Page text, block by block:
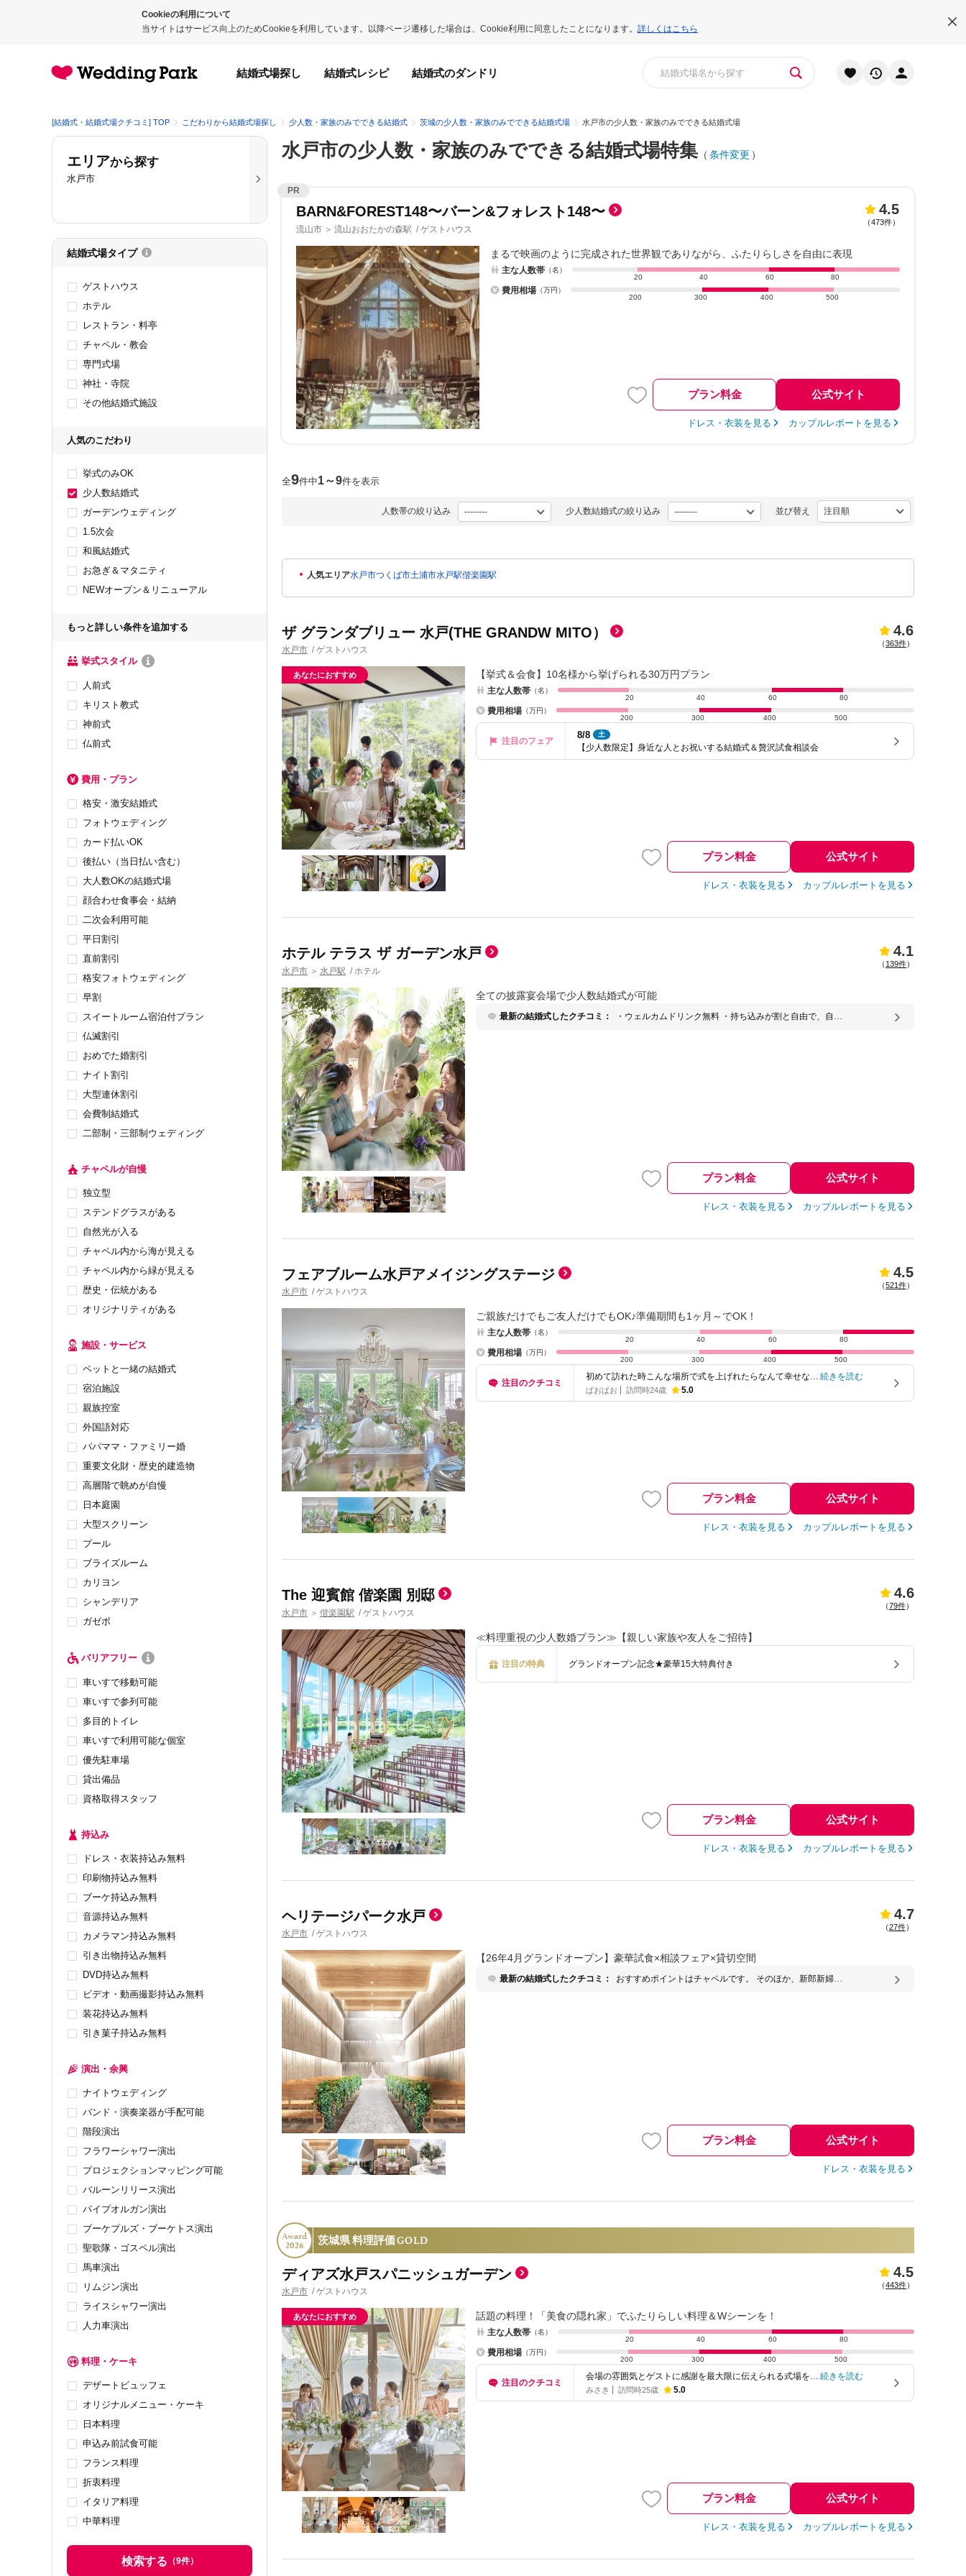
Cookieの利用について
当サイトはサービス向上のためCookieを利用しています。以降ページ遷移した場合は、Cookie利用に同意したことになります。 詳しくはこちら
結婚式場探し 結婚式レシピ 結婚式のダンドリ
[結婚式・結婚式場クチコミ] TOP こだわりから結婚式場探し 少人数・家族のみでできる結婚式 茨城の少人数・家族のみでできる結婚式場 水戸市の少人数・家族のみでできる結婚式場
水戸市の少人数・家族のみでできる結婚式場特集 （ 条件変更 ）
PR
BARN&FOREST148〜バーン&フォレスト148〜
流山市 ＞ 流山おおたかの森駅 / ゲストハウス
4.5
（473件）
まるで映画のように完成された世界観でありながら、ふたりらしさを自由に表現
主な人数帯 （名）
20
40 60 80
費用相場 （万円）
200
300 400 500
プラン料金 公式サイト
ドレス・衣装を見る カップルレポートを見る
全9件中1～9件を表示
人数帯の絞り込み 少人数結婚式の絞り込み 並び替え
人気エリア水戸市つくば市土浦市水戸駅偕楽園駅
ザ グランダブリュー 水戸(THE GRANDW MITO）
水戸市 / ゲストハウス
4.6
（363件）
あなたにおすすめ 【挙式＆会食】10名様から挙げられる30万円プラン
主な人数帯 （名）
20
40 60 80
費用相場 （万円）
200
300 400 500
注目のフェア
8/8 土
【少人数限定】身近な人とお祝いする結婚式＆贅沢試食相談会
プラン料金 公式サイト
ドレス・衣装を見る カップルレポートを見る
ホテル テラス ザ ガーデン水戸
水戸市 ＞ 水戸駅 / ホテル
4.1
（ 139件）
全ての披露宴会場で少人数結婚式が可能
最新の結婚式したクチコミ：
・ウェルカムドリンク無料 ・持ち込みが割と自由で、自分
プラン料金 公式サイト
ドレス・衣装を見る カップルレポートを見る
フェアブルーム水戸アメイジングステージ
水戸市 / ゲストハウス
4.5
（521件）
ご親族だけでもご友人だけでもOK♪準備期間も1ヶ月～でOK！
主な人数帯 （名）
20
40 60 80
費用相場 （万円）
200
300 400 500
注目のクチコミ
初めて訪れた時こんな場所で式を上げれたらなんて幸せなん
だろうと思わせてくれる場所…
続きを読む
ぱおぱお 訪問時24歳 5.0
プラン料金 公式サイト
ドレス・衣装を見る カップルレポートを見る
The 迎賓館 偕楽園 別邸
水戸市 ＞ 偕楽園駅 / ゲストハウス
4.6
（79件）
≪料理重視の少人数婚プラン≫【親しい家族や友人をご招待】
注目の特典 グランドオープン記念★豪華15大特典付き
プラン料金 公式サイト
ドレス・衣装を見る カップルレポートを見る
ヘリテージパーク水戸
水戸市 / ゲストハウス
4.7
（27件）
【26年4月グランドオープン】豪華試食×相談フェア×貸切空間
最新の結婚式したクチコミ：
おすすめポイントはチャペルです。 そのほか、新郎新婦の
いた部屋なので気に入っています。
プラン料金 公式サイト
ドレス・衣装を見る
Award
2026
茨城県 料理評価GOLD
ディアズ水戸スパニッシュガーデン
水戸市 / ゲストハウス
4.5
（443件）
あなたにおすすめ 話題の料理！「美食の隠れ家」でふたりらしい料理＆Wシーンを！
主な人数帯 （名）
20
40 60 80
費用相場 （万円）
200
300 400 500
注目のクチコミ
会場の雰囲気とゲストに感謝を最大限に伝えられる式場を重
視して選びました！…
続きを読む
みさき 訪問時25歳 5.0
プラン料金 公式サイト
ドレス・衣装を見る カップルレポートを見る
エリアから探す
水戸市
結婚式場タイプ
ゲストハウス
ホテル
レストラン・料亭
チャペル・教会
専門式場
神社・寺院
その他結婚式施設
人気のこだわり
挙式のみOK
少人数結婚式
ガーデンウェディング
1.5次会
和風結婚式
お急ぎ＆マタニティ
NEWオープン＆リニューアル
もっと詳しい条件を追加する
挙式スタイル
人前式
キリスト教式
神前式
仏前式
費用・プラン
格安・激安結婚式
フォトウェディング
カード払いOK
後払い（当日払い含む）
大人数OKの結婚式場
顔合わせ食事会・結納
二次会利用可能
平日割引
直前割引
格安フォトウェディング
早割
スイートルーム宿泊付プラン
仏滅割引
おめでた婚割引
ナイト割引
大型連休割引
会費制結婚式
二部制・三部制ウェディング
チャペルが自慢
独立型
ステンドグラスがある
自然光が入る
チャペル内から海が見える
チャペル内から緑が見える
歴史・伝統がある
オリジナリティがある
施設・サービス
ペットと一緒の結婚式
宿泊施設
親族控室
外国語対応
パパママ・ファミリー婚
重要文化財・歴史的建造物
高層階で眺めが自慢
日本庭園
大型スクリーン
プール
ブライズルーム
カリヨン
シャンデリア
ガゼボ
バリアフリー
車いすで移動可能
車いすで参列可能
多目的トイレ
車いすで利用可能な個室
優先駐車場
貸出備品
資格取得スタッフ
持込み
ドレス・衣装持込み無料
印刷物持込み無料
ブーケ持込み無料
音源持込み無料
カメラマン持込み無料
引き出物持込み無料
DVD持込み無料
ビデオ・動画撮影持込み無料
装花持込み無料
引き菓子持込み無料
演出・余興
ナイトウェディング
バンド・演奏楽器が手配可能
階段演出
フラワーシャワー演出
プロジェクションマッピング可能
バルーンリリース演出
パイプオルガン演出
ブーケプルズ・ブーケトス演出
聖歌隊・ゴスペル演出
馬車演出
リムジン演出
ライスシャワー演出
人力車演出
料理・ケーキ
デザートビュッフェ
オリジナルメニュー・ケーキ
日本料理
申込み前試食可能
フランス料理
折衷料理
イタリア料理
中華料理
検索する （9件）